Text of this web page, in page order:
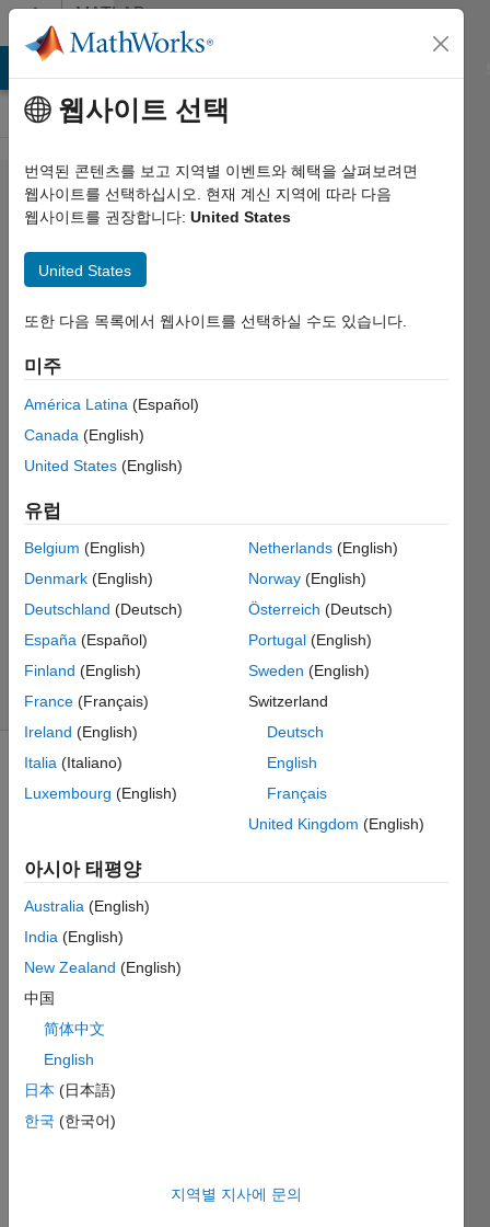
콘텐츠로 바로 가기
MATLAB
Answers
Why
does my
MATLAB
suffer
GUI
glitches
in Linux
Ahmed
2022 10월
31
1 답변
업데이트
2월 10
조회 수: 5
(30일)
Hi, i
have
install
matla
b
R202
my
linux
mint
웹사이트 선택
번역된 콘텐츠를 보고 지역별 이벤트와 혜택을 살펴보려면
웹사이트를 선택하십시오. 현재 계신 지역에 따라 다음
웹사이트를 권장합니다: United States
United States
또한 다음 목록에서 웹사이트를 선택하실 수도 있습니다.
미주
América Latina (Español)
Canada (English)
United States (English)
유럽
Belgium (English)
Denmark (English)
Deutschland (Deutsch)
España (Español)
Finland (English)
France (Français)
Ireland (English)
Italia (Italiano)
Luxembourg (English)
Netherlands(English)
Norway(English)
Österreich (Deutsch)
Portugal(English)
Sweden (English)
Switzerland
Deutsch
English
Français
United Kingdom (English)
아시아 태평양
Australia (English)
India (English)
New Zealand (English)
中国
简体中文
English
日本 (日本語)
한국 (한국어)
지역별 지사에 문의